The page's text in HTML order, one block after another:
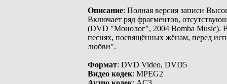
Описание: Полная версия записи
Включает ряд фрагментов,
(DVD "Монолог", 2004 Bomba Music).
песнях, посвящённых жёнам, перед
любви".
Формат: DVD Video, DVD5
Видео кодек: MPEG2